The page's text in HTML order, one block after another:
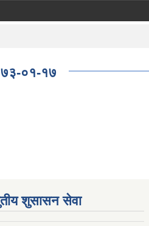
०१-१७
शुसासन सेवा